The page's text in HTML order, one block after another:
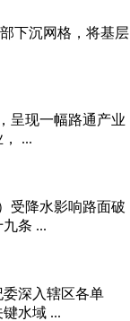
下沉网格，将基层
呈现一幅路通产业
...
受降水影响路面破
条 ...
深入辖区各单
水域 ...